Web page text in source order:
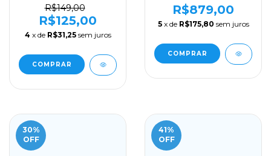
R$149,00
R$125,00
4 x de R$31,25 sem juros
Lente Fumê
R$879,00
5 x de R$175,80 sem juros
30%
OFF
41%
OFF